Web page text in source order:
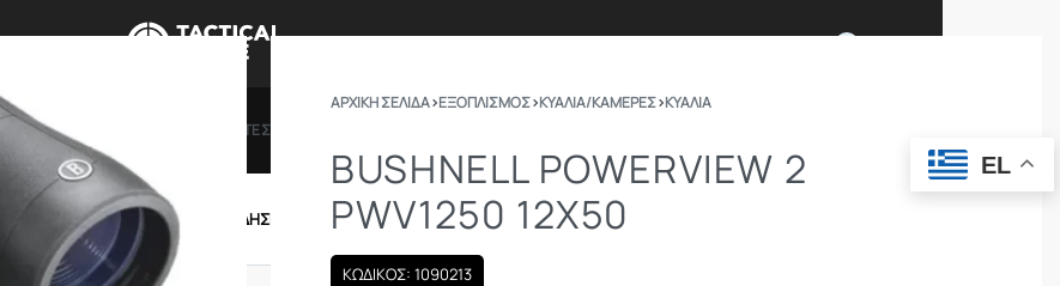
ΠΡΟΣΦΟΡΕΣ ΔΩΡΟΚΑΡΤΕΣ
ΕΝΔΥΣΗ – ΥΠΟΔΗΣΗ ΕΞΟΠΛΙΣΜΟΣ ΣΩΜΑΤΑ ΑΣΦΑΛΕΙΑΣ
ΑΡΧΙΚΉ ΣΕΛΊΔΑ›ΕΞΟΠΛΙΣΜΟΣ›ΚΥΆΛΙΑ/ΚΆΜΕΡΕΣ›ΚΥΆΛΙΑ
BUSHNELL POWERVIEW 2
PWV1250 12X50
ΚΩΔΙΚΟΣ: 1090213
EL